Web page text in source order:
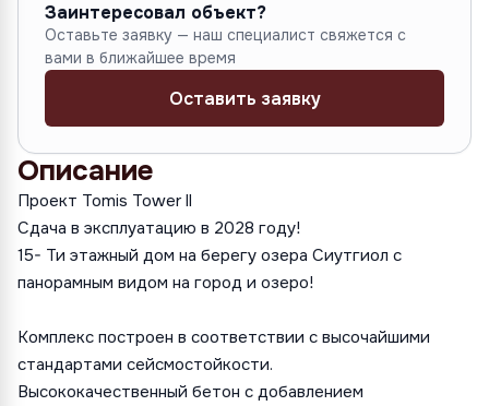
Заинтересовал объект?
Оставьте заявку — наш специалист свяжется с
вами в ближайшее время
Оставить заявку
Описание
Проект Tomis Tower ll
Сдача в эксплуатацию в 2028 году!
15- Ти этажный дом на берегу озера Сиутгиол с
панорамным видом на город и озеро!
Комплекс построен в соответствии с высочайшими
стандартами сейсмостойкости.
Высококачественный бетон с добавлением